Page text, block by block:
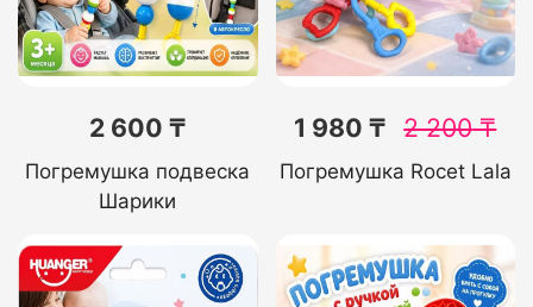
2 600 ₸
Погремушка подвеска
Шарики
1 980 ₸ 2 200₸
Погремушка Rocet Lala